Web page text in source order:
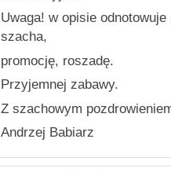
Uwaga! w opisie
szacha,
promocję, roszadę.
Przyjemnej zabawy.
Z szachowym
Andrzej Babiarz